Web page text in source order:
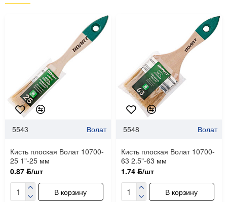
5543 Волат
Кисть плоская Волат 10700-
25 1"-25 мм
0.87 ƃ/шт
В корзину
5548 Волат
Кисть плоская Волат 10700-
63 2.5"-63 мм
1.74 ƃ/шт
В корзину